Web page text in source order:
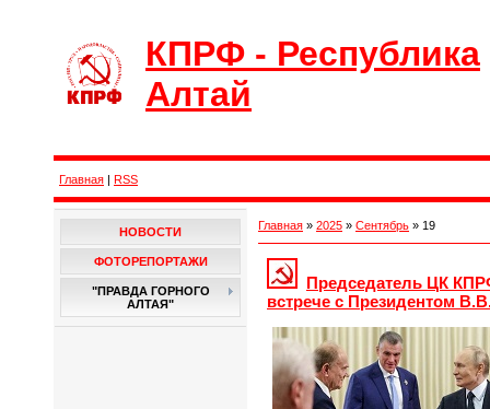
КПРФ - Республика
Алтай
Главная | RSS
НОВОСТИ
ФОТОРЕПОРТАЖИ
"ПРАВДА ГОРНОГО
АЛТАЯ"
Главная » 2025 » Сентябрь » 19
Председатель ЦК
встрече с Президентом